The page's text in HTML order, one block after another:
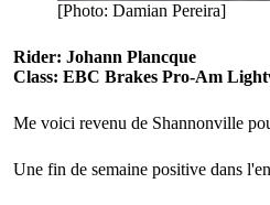
[Photo: Damian Pereira]
Rider: Johann Plancque
Class: EBC Brakes Pro-Am
Me voici revenu de Shannonville
Une fin de semaine positive dans